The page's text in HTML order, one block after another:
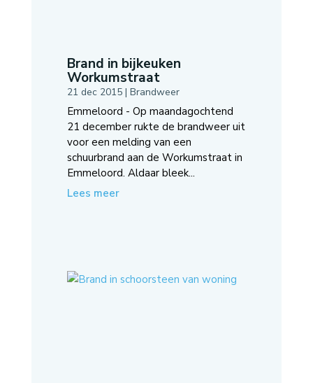
Brand in bijkeuken
Workumstraat
21 dec 2015| Brandweer
Emmeloord - Op maandagochtend
21 december rukte de brandweer uit
voor een melding van een
schuurbrand aan de Workumstraat in
Emmeloord. Aldaar bleek...
Lees meer